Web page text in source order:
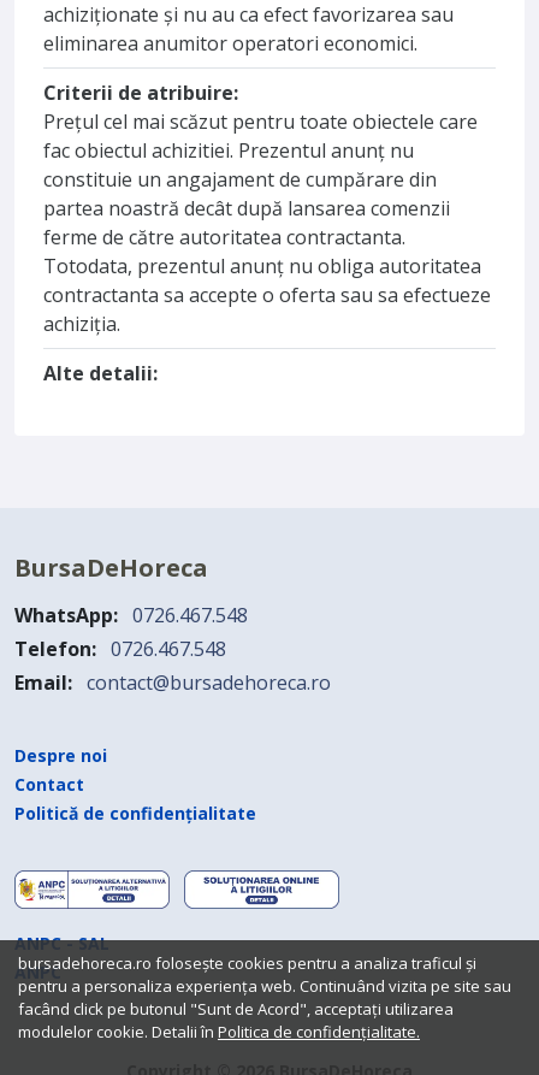
achiziționate și nu au ca efect favorizarea sau
eliminarea anumitor operatori economici.
Criterii de atribuire:
Prețul cel mai scăzut pentru toate obiectele care
fac obiectul achizitiei. Prezentul anunț nu
constituie un angajament de cumpărare din
partea noastră decât după lansarea comenzii
ferme de către autoritatea contractanta.
Totodata, prezentul anunț nu obliga autoritatea
contractanta sa accepte o oferta sau sa efectueze
achiziția.
Alte detalii:
bursadehoreca.ro folosește cookies pentru a analiza traficul și
pentru a personaliza experiența web. Continuând vizita pe site sau
facând click pe butonul "Sunt de Acord", acceptați utilizarea
modulelor cookie. Detalii în Politica de confidențialitate.
BursaDeHoreca
WhatsApp: 0726.467.548
Telefon: 0726.467.548
Email: contact@bursadehoreca.ro
Despre noi
Contact
Politică de confidențialitate
ANPC - SAL
ANPC